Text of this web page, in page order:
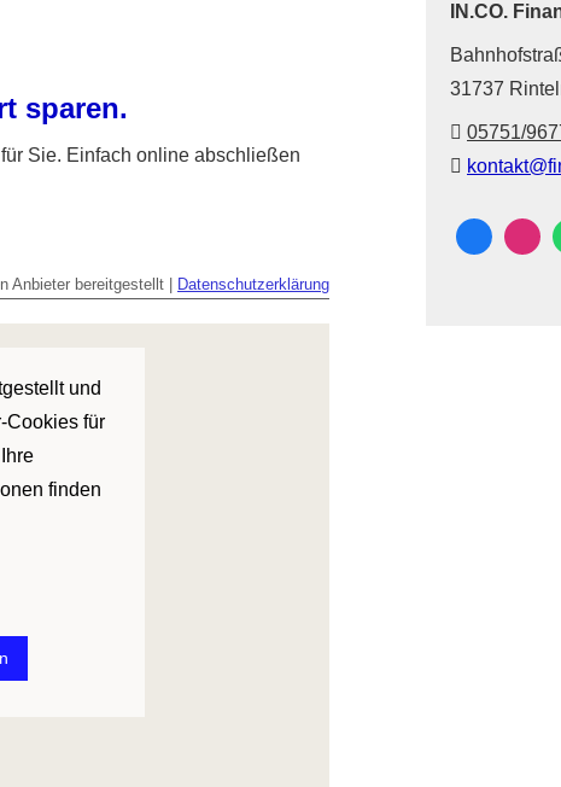
IN.CO.
31737
05751/
sparen.
Sie. Einfach online abschließen
Anbieter bereitgestellt | Datenschutzerklärung
und
Cookies für
finden